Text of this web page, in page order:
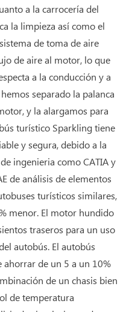
a la carrocería del
la limpieza así como el
de toma de aire
de aire al motor, lo que
a la conducción y a
separado la palanca
y la alargamos para
turístico Sparkling tiene
y segura, debido a la
ingenieria como CATIA y
de análisis de elementos
turísticos similares,
menor. El motor hundido
traseros para un uso
autobús. El autobús
de un 5 a un 10%
de un chasis bien
de temperatura